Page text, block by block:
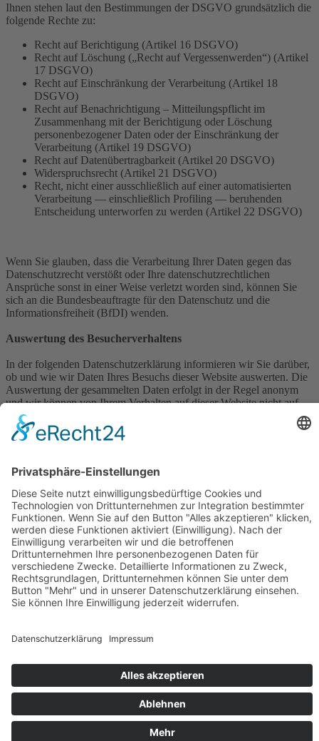
Ihnen stehen laut den Bestimmungen der DSGVO grundsätzlich die
folgende Rechte zu:
Recht auf Berichtigung (Artikel 16 DSGVO)
Recht auf Löschung („Recht auf Vergessenwerden“) (Artikel
17 DSGVO)
Recht auf Einschränkung der Verarbeitung (Artikel 18
DSGVO)
Recht auf Benachrichtigung – Mitteilungspflicht im
Zusammenhang mit der Berichtigung oder Löschung
personenbezogener Daten oder der Einschränkung der
Verarbeitung (Artikel 19 DSGVO)
Recht auf Datenübertragbarkeit (Artikel 20 DSGVO)
Widerspruchsrecht (Artikel 21 DSGVO)
Recht, nicht einer ausschließlich auf einer automatisierten
Verarbeitung — einschließlich Profiling — beruhenden
Entscheidung unterworfen zu werden (Artikel 22 DSGVO)
Wenn Sie glauben, dass die Verarbeitung Ihrer Daten gegen das
Datenschutzrecht verstößt oder Ihre datenschutzrechtlichen
Ansprüche sonst in einer Weise verletzt worden sind, können Sie
sich an die Bundesbeauftragte für den Datenschutz und die
Informationsfreiheit (BfDI) wenden.
Auswertung des Besucherverhaltens
In der folgenden Datenschutzerklärung informieren wir Sie darüber,
ob und wie wir Daten Ihres Besuchs dieser Website auswerten. Die
Auswertung der gesammelten Daten erfolgt in der Regel anonym
und wir können von Ihrem Verhalten auf dieser Website nicht auf
Ihre Person schließen. Mehr über Möglichkeiten dieser Auswertung
der Besuchsdaten zu widersprechen erfahren Sie in der folgenden
Datenschutzerklärung.
TLS-Verschlüsselung mit https
Wir verwenden https um Daten abhörsicher im Internet zu
übertragen (Datenschutz durch Technikgestaltung Artikel 25 Absatz
1 DSGVO). Durch den Einsatz von TLS (Transport Layer
Security), einem Verschlüsselungsprotokoll zur sicheren
Datenübertragung im Internet können wir den Schutz vertraulicher
Daten sicherstellen. Sie erkennen die Benutzung dieser Absicherung
der Datenübertragung am kleinen Schloßsymbol links oben im
Browser und der Verwendung des Schemas https (anstatt http) als
Teil unserer Internetadresse.
Kooperation mit bauenwir.de
nach oben